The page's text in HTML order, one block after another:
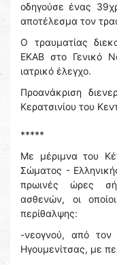
οδηγούσε ένας
αποτέλεσμα τον
Ο τραυματίας
ΕΚΑΒ στο Γενικό
ιατρικό έλεγχο.
Προανάκριση
Κερατσινίου του
*****
Με μέριμνα του
Σώματος -
πρωινές ώρες
ασθενών, οι
περίθαλψης:
-νεογνού, από
Ηγουμενίτσας, με